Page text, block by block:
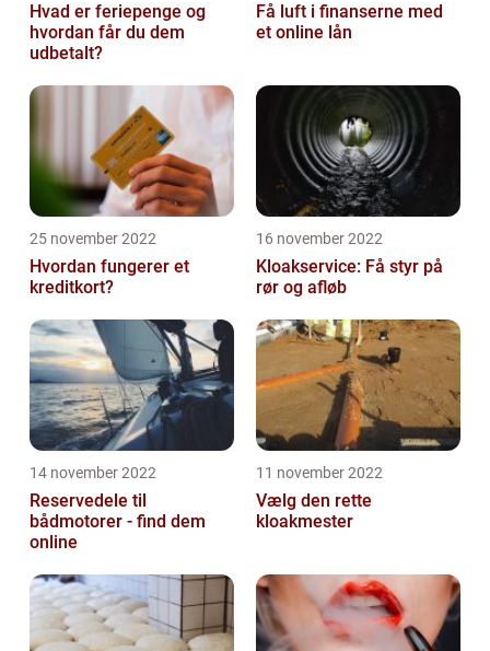
Hvad er feriepenge og
hvordan får du dem
udbetalt?
Få luft i finanserne med
et online lån
25 november 2022
Hvordan fungerer et
kreditkort?
16 november 2022
Kloakservice: Få styr på
rør og afløb
14 november 2022
Reservedele til
bådmotorer - find dem
online
11 november 2022
Vælg den rette
kloakmester